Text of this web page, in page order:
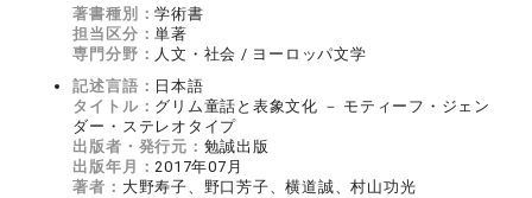
著書種別：学術書
担当区分：単著
専門分野： 人文・社会 / ヨーロッパ文学
記述言語： 日本語
タイトル： グリム童話と表象文化 － モティーフ・ジェン
ダー・ステレオタイプ
出版者・発行元： 勉誠出版
出版年月：2017年07月
著者： 大野寿子、野口芳子、横道誠、村山功光